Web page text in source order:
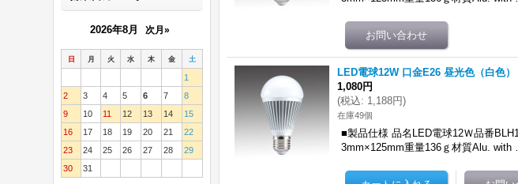
2026年8月 次月»
日 月 火 水 木 金 土
1
2
3 4 5 6 7
8
9
10 11 12 13 14
15
16
17 18 19 20 21
22
23
24 25 26 27 28
29
30
31
LED電球12W 口金E26 昼光色（白色）
1,080円
(税込: 1,188円)
在庫49個
■製品仕様 品名LED電球12Ｗ品番
3mm×125mm重量136ｇ材質Alu. with